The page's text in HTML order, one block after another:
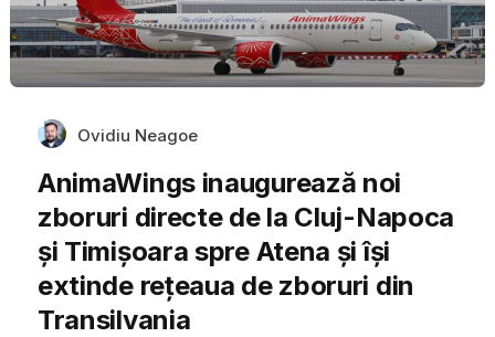
Ovidiu Neagoe
AnimaWings inaugurează noi
zboruri directe de la Cluj-Napoca
și Timișoara spre Atena și își
extinde rețeaua de zboruri din
Transilvania